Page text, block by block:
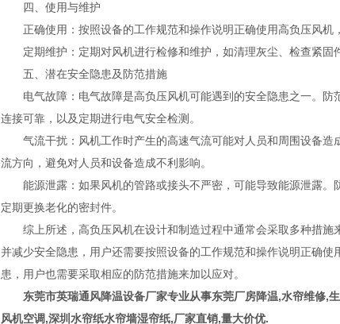
四、使用与维护
正确使用：按照设备的工作规范和操作说明正确使用高负压风机
定期维护：定期对风机进行检修和维护，如清理灰尘、检查紧固
五、潜在安全隐患及防范措施
电气故障：电气故障是高负压风机可能遇到的安全隐患之一。防
连接可靠，以及定期进行电气安全检测。
气流干扰：风机工作时产生的高速气流可能对人员和周围设备造
流方向，避免对人员和设备造成不利影响。
能源泄露：如果风机的管路或接头不严密，可能导致能源泄露。
定期更换老化的密封件。
综上所述，高负压风机在设计和制造过程中通常会采取多种措施
并减少安全隐患，用户还需要按照设备的工作规范和操作说明正确
患，用户也需要采取相应的防范措施来加以应对。
东莞市英瑞通风降温设备厂家专业从事东莞厂房降温,水帘维修,
风机空调,深圳水帘纸水帘墙湿帘纸,厂家直销,量大价优.